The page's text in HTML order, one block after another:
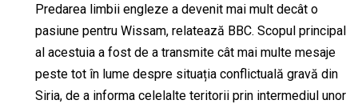
Predarea limbii engleze a devenit mai mult decât o
pasiune pentru Wissam, relatează BBC. Scopul principal
al acestuia a fost de a transmite cât mai multe mesaje
peste tot în lume despre situația conflictuală gravă din
Siria, de a informa celelalte teritorii prin intermediul unor